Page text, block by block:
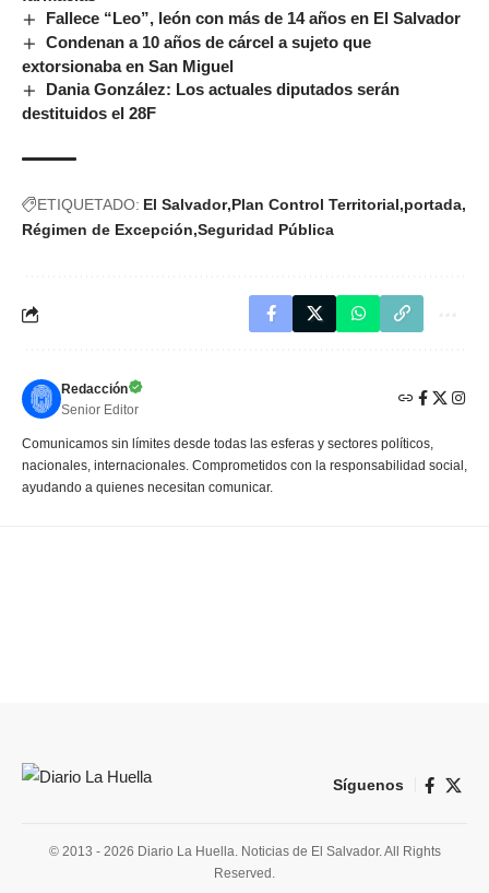
Fallece “Leo”, león con más de 14 años en El Salvador
Condenan a 10 años de cárcel a sujeto que
extorsionaba en San Miguel
Dania González: Los actuales diputados serán
destituidos el 28F
ETIQUETADO: El Salvador Plan Control Territorial portada
Régimen de Excepción Seguridad Pública
Redacción
Senior Editor
Comunicamos sin límites desde todas las esferas y sectores políticos,
nacionales, internacionales. Comprometidos con la responsabilidad social,
ayudando a quienes necesitan comunicar.
Síguenos
© 2013 - 2026 Diario La Huella. Noticias de El Salvador. All Rights
Reserved.